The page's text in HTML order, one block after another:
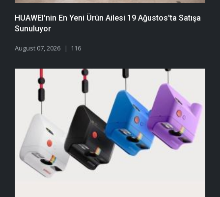
HUAWEI'nin En Yeni Ürün Ailesi 19 Ağustos'ta Satışa
Sunuluyor
August 07, 2026 116